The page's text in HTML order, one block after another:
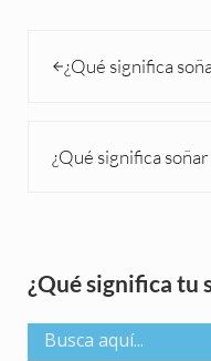
¿Qué significa
¿Qué significa
Sidebar
¿Qué significa tu